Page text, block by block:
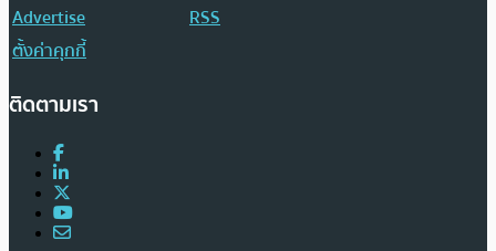
Advertise
RSS
ตั้งค่าคุกกี้
ติดตามเรา